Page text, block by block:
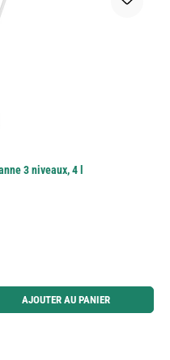
3 niveaux, 4 l
utilisez les boutons pour augmenter ou
AJOUTER AU PANIER